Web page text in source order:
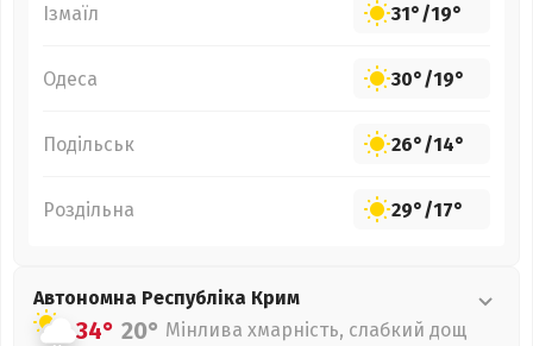
Ізмаїл 31°/19°
Одеса 30°/19°
Подільськ 26°/14°
Роздільна 29°/17°
Автономна Республіка Крим
34° 20° Мінлива хмарність, слабкий дощ